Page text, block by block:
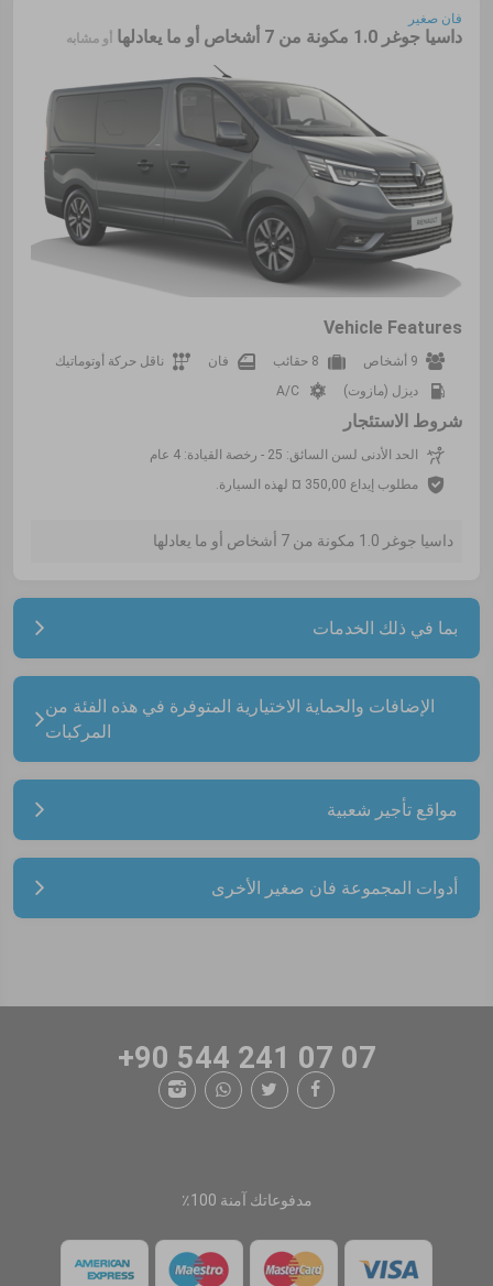
فان صغير
داسيا جوغر 1.0 مكونة من 7 أشخاص أو ما يعادلها أو مشابه
Vehicle Features
9 أشخاص 8 حقائب فان
ناقل حركة أوتوماتيك
ديزل (مازوت)
A/C
شروط الاستئجار
الحد الأدنى لسن السائق: 25 - رخصة القيادة: 4 عام
مطلوب إيداع 350,00 ¤ لهذه السيارة.
داسيا جوغر 1.0 مكونة من 7 أشخاص أو ما يعادلها
بما في ذلك الخدمات
الإضافات والحماية الاختيارية المتوفرة في هذه الفئة من
المركبات
مواقع تأجير شعبية
أدوات المجموعة فان صغير الأخرى
+90 544 241 07 07
مدفوعاتك آمنة 100٪